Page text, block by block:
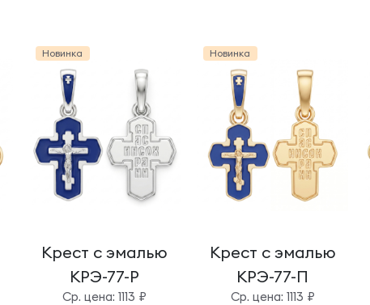
Новинка
Крест с эмалью
КРЭ-77-Р
Cр. цена: 1113 ₽
Новинка
Крест с эмалью
КРЭ-77-П
Cр. цена: 1113 ₽